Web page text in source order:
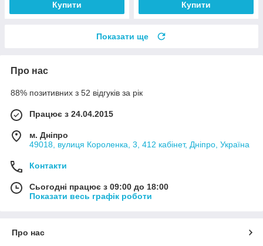
Купити Купити
Показати ще
Про нас
88% позитивних з 52 відгуків за рік
Працює з 24.04.2015
м. Дніпро
49018, вулиця Короленка, 3, 412 кабінет, Дніпро, Україна
Контакти
Сьогодні працює з 09:00 до 18:00
Показати весь графік роботи
Про нас